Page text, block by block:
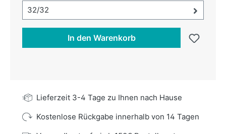
Größe-Auswahl öffnen, aktuell ausgewählt:
32/32
In den Warenkorb
Lieferzeit 3-4 Tage zu Ihnen nach Hause
Kostenlose Rückgabe innerhalb von 14 Tagen